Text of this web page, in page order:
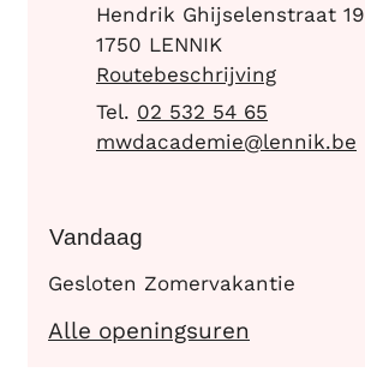
AdresHendrik Ghijselenstraat 19
,1750 LENNIK
Routebeschrijving
02 532 54 65
E-mailmwdacademie@lennik.be
Vandaag
Gesloten Zomervakantie
Alle openingsuren